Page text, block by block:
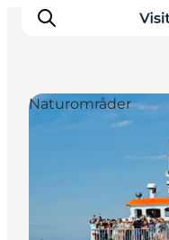
Inspiration
Destinationer
Oplevelser
Overnatning
Naturområder